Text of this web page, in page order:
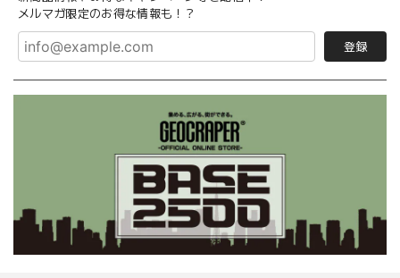
メルマガ限定のお得な情報も！？
登録